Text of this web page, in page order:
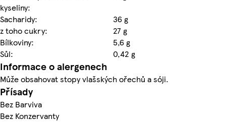
kyseliny:
Sacharidy:
36 g
z toho cukry:
27 g
Bílkoviny:
5,6 g
Sůl:
0,42 g
Informace o alergenech
Může obsahovat stopy vlašských ořechů a sóji.
Přísady
Bez Barviva
Bez Konzervanty